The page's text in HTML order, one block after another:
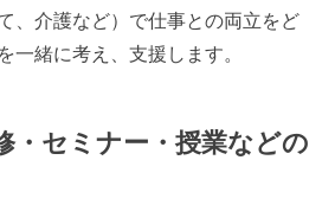
、介護など）で仕事との両立をど
一緒に考え、支援します。
・セミナー・授業などの